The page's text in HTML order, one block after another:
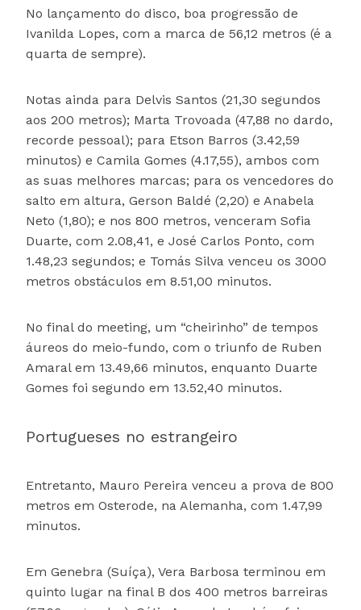
No lançamento do disco, boa progressão de
Ivanilda Lopes, com a marca de 56,12 metros (é a
quarta de sempre).
Notas ainda para Delvis Santos (21,30 segundos
aos 200 metros); Marta Trovoada (47,88 no dardo,
recorde pessoal); para Etson Barros (3.42,59
minutos) e Camila Gomes (4.17,55), ambos com
as suas melhores marcas; para os vencedores do
salto em altura, Gerson Baldé (2,20) e Anabela
Neto (1,80); e nos 800 metros, venceram Sofia
Duarte, com 2.08,41, e José Carlos Ponto, com
1.48,23 segundos; e Tomás Silva venceu os 3000
metros obstáculos em 8.51,00 minutos.
No final do meeting, um “cheirinho” de tempos
áureos do meio-fundo, com o triunfo de Ruben
Amaral em 13.49,66 minutos, enquanto Duarte
Gomes foi segundo em 13.52,40 minutos.
Portugueses no estrangeiro
Entretanto, Mauro Pereira venceu a prova de 800
metros em Osterode, na Alemanha, com 1.47,99
minutos.
Em Genebra (Suíça), Vera Barbosa terminou em
quinto lugar na final B dos 400 metros barreiras